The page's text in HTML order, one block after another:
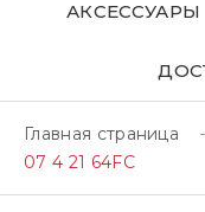
АКСЕССУАРЫ
Главная страница
07 4 21 64FC